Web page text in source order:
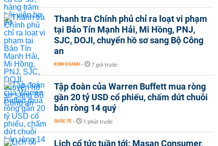
Thanh tra Chính phủ chỉ ra loạt vi phạm
tại Bảo Tín Mạnh Hải, Mi Hồng, PNJ,
SJC, DOJI, chuyển hồ sơ sang Bộ Công
an
KINH DOANH - 7 giờ trước
Tập đoàn của Warren Buffett mua ròng
gần 20 tỷ USD cổ phiếu, chấm dứt chuỗi
bán ròng 14 quý
QUỐC TẾ - 1 phút trước
Lịch cổ tức tuần tới: Masan Consumer,